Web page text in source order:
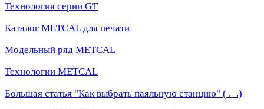
Технология серии GT
Каталог METCAL для печати
Модельный ряд METCAL
Технологии METCAL
Большая статья "Как выбрать паяльную станцию" ( ._.)